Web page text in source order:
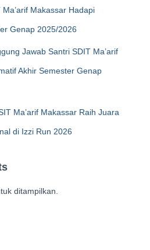
Makassar Hadapi
Genap 2025/2026
Jawab Santri SDIT Ma’arif
Akhir Semester Genap
Ma’arif Makassar Raih Juara
di Izzi Run 2026
ditampilkan.